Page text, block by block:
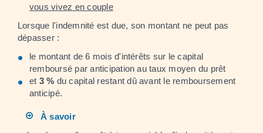
vous vivez en couple
Lorsque l'indemnité est due, son montant ne peut pas
dépasser :
le montant de 6 mois d'intérêts sur le capital
remboursé par anticipation au taux moyen du prêt
et 3 % du capital restant dû avant le remboursement
anticipé.
À savoir